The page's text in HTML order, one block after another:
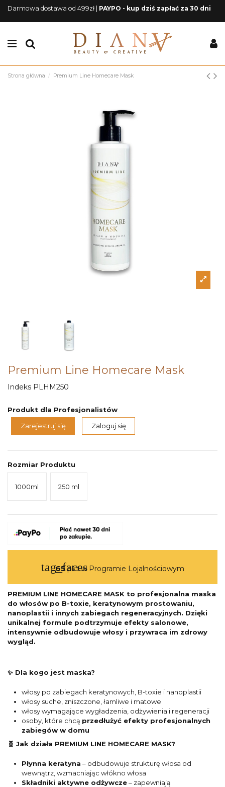
Darmowa dostawa od 499zł | PAYPO - kup dziś zapłać za 30 dni
Strona główna Premium Line Homecare Mask
Premium Line Homecare Mask
Indeks PLHM250
Produkt dla Profesjonalistów
Zarejestruj się
Zaloguj się
Rozmiar Produktu
1000ml 250 ml
tag_faces
65pkt w Programie Lojalnościowym
PREMIUM LINE HOMECARE MASK to profesjonalna maska
do włosów po B-toxie, keratynowym prostowaniu,
nanoplastii i innych zabiegach regeneracyjnych. Dzięki
unikalnej formule podtrzymuje efekty salonowe,
intensywnie odbudowuje włosy i przywraca im zdrowy
wygląd.
✨ Dla kogo jest maska?
włosy po zabiegach keratynowych, B-toxie i nanoplastii
włosy suche, zniszczone, łamliwe i matowe
włosy wymagające wygładzenia, odżywienia i regeneracji
osoby, które chcą przedłużyć efekty profesjonalnych
zabiegów w domu
🧬 Jak działa PREMIUM LINE HOMECARE MASK?
Płynna keratyna – odbudowuje strukturę włosa od
wewnątrz, wzmacniając włókno włosa
Składniki aktywne odżywcze– zapewniają